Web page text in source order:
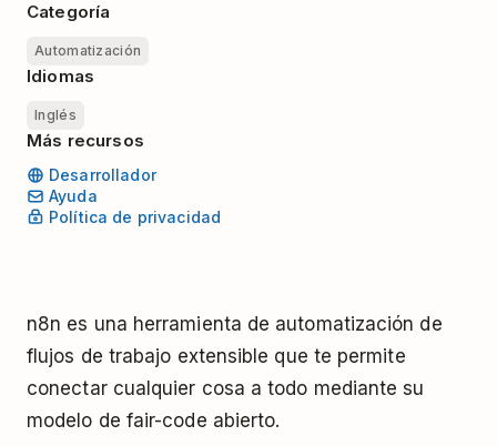
Categoría
Automatización
Idiomas
Inglés
Más recursos
Desarrollador
Ayuda
Política de privacidad
n8n es una herramienta de automatización de
flujos de trabajo extensible que te permite
conectar cualquier cosa a todo mediante su
modelo de fair-code abierto.